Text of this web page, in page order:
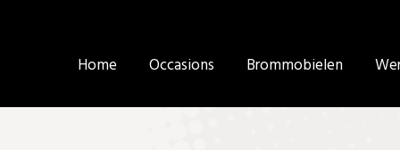
Home Occasions Brommobielen
Home Occasions Brommobielen